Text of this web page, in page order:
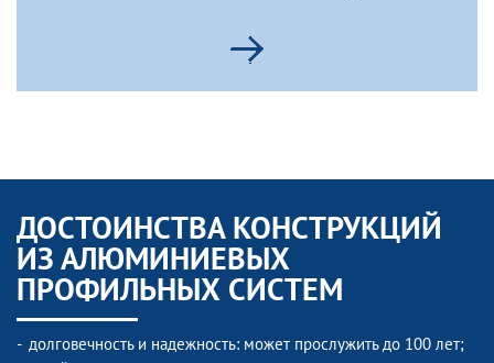
ДОСТОИНСТВА КОНСТРУКЦИЙ
ИЗ АЛЮМИНИЕВЫХ
ПРОФИЛЬНЫХ СИСТЕМ
долговечность и надежность: может прослужить до 100 лет;